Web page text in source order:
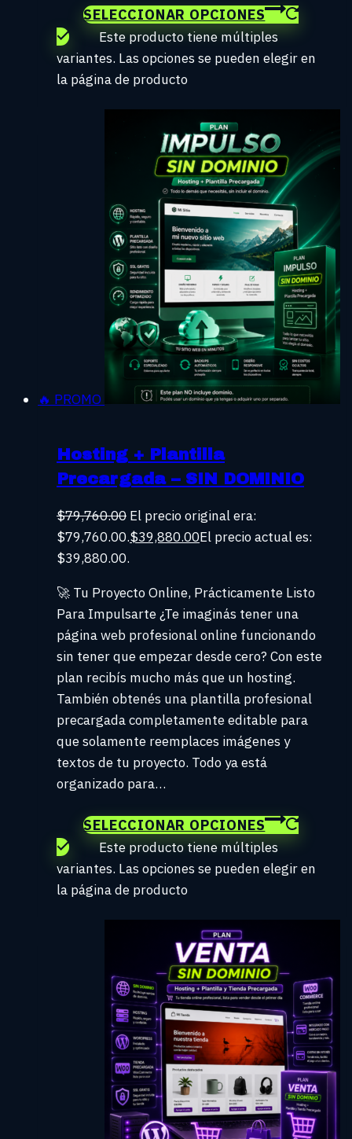
SELECCIONAR OPCIONES
Este producto tiene múltiples
variantes. Las opciones se pueden elegir en
la página de producto
🔥 PROMO
Hosting + Plantilla
Precargada – SIN DOMINIO
$79,760.00 El precio original era:
$79,760.00.$39,880.00El precio actual es:
$39,880.00.
🚀 Tu Proyecto Online, Prácticamente Listo
Para Impulsarte ¿Te imaginás tener una
página web profesional online funcionando
sin tener que empezar desde cero? Con este
plan recibís mucho más que un hosting.
También obtenés una plantilla profesional
precargada completamente editable para
que solamente reemplaces imágenes y
textos de tu proyecto. Todo ya está
organizado para…
SELECCIONAR OPCIONES
Este producto tiene múltiples
variantes. Las opciones se pueden elegir en
la página de producto